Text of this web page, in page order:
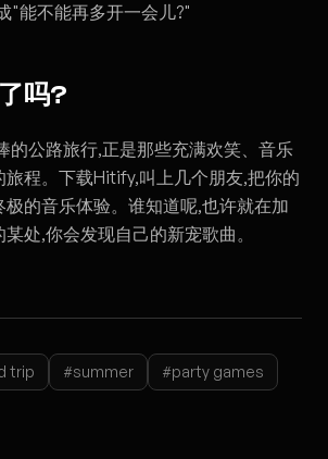
"能不能再多开一会儿?"
吗?
的公路旅行,正是那些充满欢笑、音乐
程。下载Hitify,叫上几个朋友,把你的
的音乐体验。谁知道呢,也许就在加
处,你会发现自己的新宠歌曲。
trip #summer
#party games